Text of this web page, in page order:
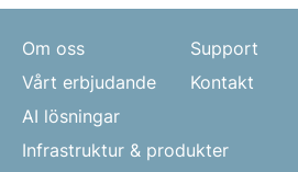
Om oss
Vårt erbjudande
AI lösningar
Infrastruktur & produkter
Support
Kontakt